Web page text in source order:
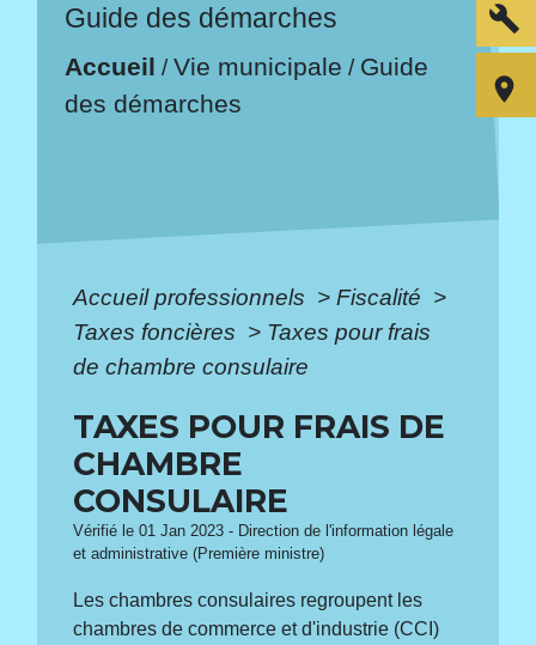
Guide des démarches
Accueil /Vie municipale / Guide
des démarches
Accueil professionnels > Fiscalité >
Taxes foncières > Taxes pour frais
de chambre consulaire
TAXES POUR FRAIS DE
CHAMBRE
CONSULAIRE
Vérifié le 01 Jan 2023 - Direction de l'information légale
et administrative (Première ministre)
Les chambres consulaires regroupent les
chambres de commerce et d'industrie (CCI)
build
room